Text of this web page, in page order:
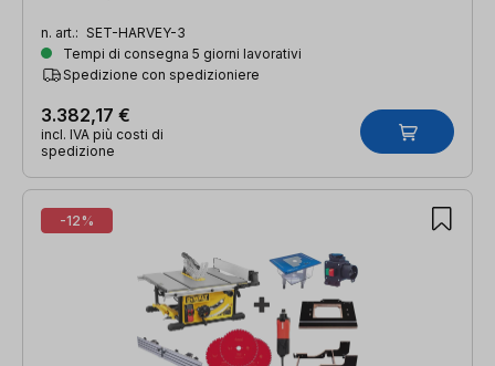
n. art.: SET-HARVEY-3
Tempi di consegna 5 giorni lavorativi
Spedizione con spedizioniere
3.382,17 €
incl. IVA più costi di
spedizione
-12%